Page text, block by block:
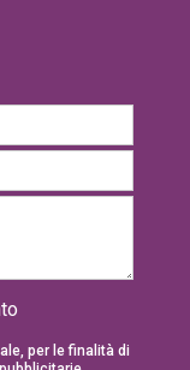
per le finalità di